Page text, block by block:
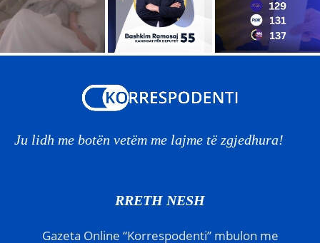
Ju lidh me botën vetëm me lajme të zgjedhura!
RRETH NESH
Gazeta Online “Korrespodenti” mbulon me